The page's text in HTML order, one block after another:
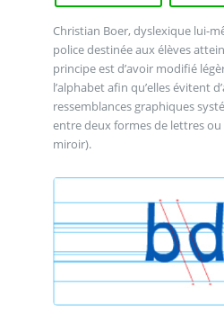
Christian Boer, dyslexique lui-
police destinée aux élèves
principe est d’avoir modifié
l’alphabet afin qu’elles évitent
ressemblances graphiques
entre deux formes de lettres
miroir).